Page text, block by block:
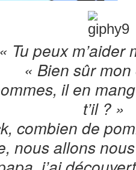
« Tu peux m’aider
« Bien sûr
il en
t’il ? »
combien de
nous allons